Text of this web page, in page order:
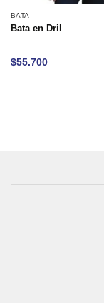
BATA
Bata en Dril
$55.700